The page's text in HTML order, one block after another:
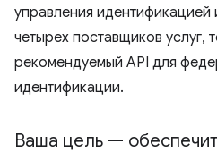
управления
четырех поставщиков услуг,
рекомендуемый API для
идентификации.
Ваша цель —